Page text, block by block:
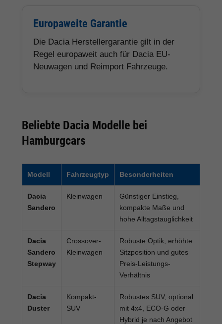
Europaweite Garantie
Die Dacia Herstellergarantie gilt in der
Regel europaweit auch für Dacia EU-
Neuwagen und Reimport Fahrzeuge.
Beliebte Dacia Modelle bei
Hamburgcars
Modell Fahrzeugtyp Besonderheiten
Dacia
Sandero
Kleinwagen
Günstiger Einstieg,
kompakte Maße und
hohe Alltagstauglichkeit
Dacia
Sandero
Stepway
Crossover-
Kleinwagen
Robuste Optik, erhöhte
Sitzposition und gutes
Preis-Leistungs-
Verhältnis
Dacia
Duster
Kompakt-
SUV
Robustes SUV, optional
mit 4x4, ECO-G oder
Hybrid je nach Angebot